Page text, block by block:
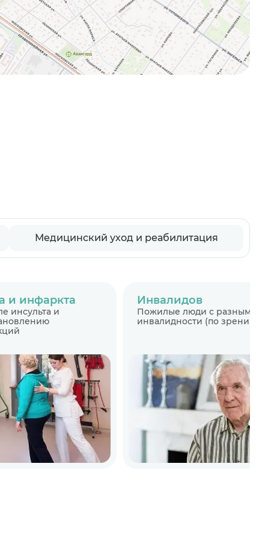
Медицинский уход и реабилитация
и инфаркта
инсульта и
Инвалидов
Пожилые люди с
инвалидности (по